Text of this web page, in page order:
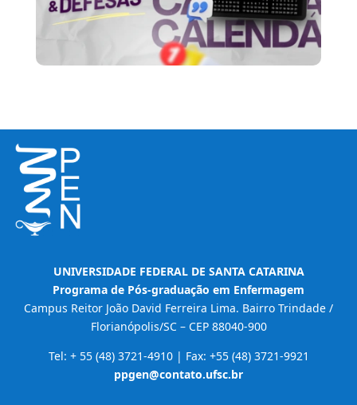
UNIVERSIDADE FEDERAL DE SANTA CATARINA
Programa de Pós-graduação em Enfermagem
Campus Reitor João David Ferreira Lima. Bairro Trindade /
Florianópolis/SC – CEP 88040-900
Tel: + 55 (48) 3721-4910 | Fax: +55 (48) 3721-9921
ppgen@contato.ufsc.br